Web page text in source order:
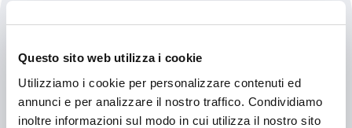
Questo sito web utilizza i cookie
Utilizziamo i cookie per personalizzare contenuti ed
annunci e per analizzare il nostro traffico. Condividiamo
inoltre informazioni sul modo in cui utilizza il nostro sito
------
Baghdad (3D)
Indicazioni